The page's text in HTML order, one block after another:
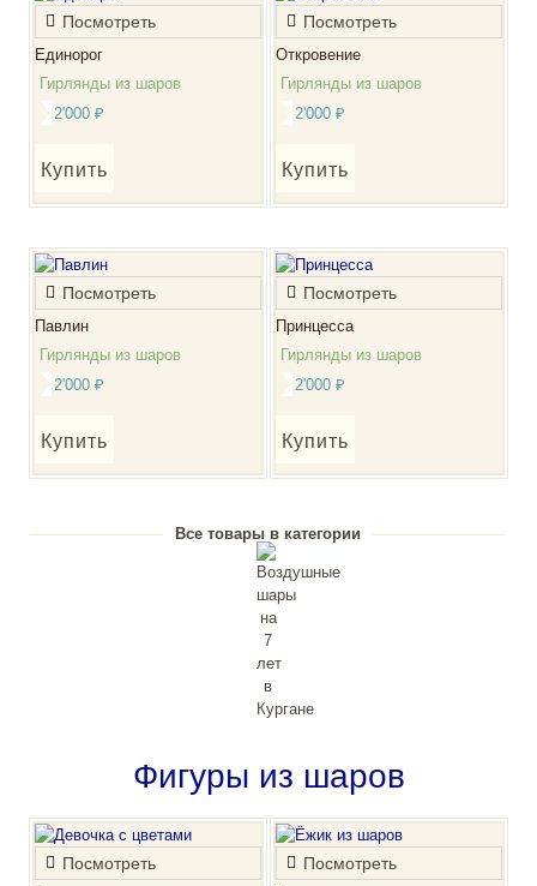
Посмотреть
Единорог
Гирлянды из шаров
2'000 ₽
Купить
Посмотреть
Откровение
Гирлянды из шаров
2'000 ₽
Купить
Посмотреть
Павлин
Гирлянды из шаров
2'000 ₽
Купить
Посмотреть
Принцесса
Гирлянды из шаров
2'000 ₽
Купить
Все товары в категории
Фигуры из шаров
Посмотреть Посмотреть